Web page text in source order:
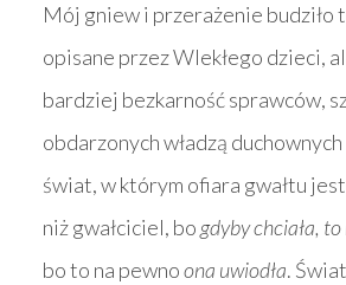
Mój gniew i przerażenie budziło
opisane przez Wlekłego dzieci,
bardziej bezkarność sprawców,
obdarzonych władzą
świat, w którym ofiara gwałtu
niż gwałciciel, bo gdyby chciała,
bo to na pewnoona uwiodła.